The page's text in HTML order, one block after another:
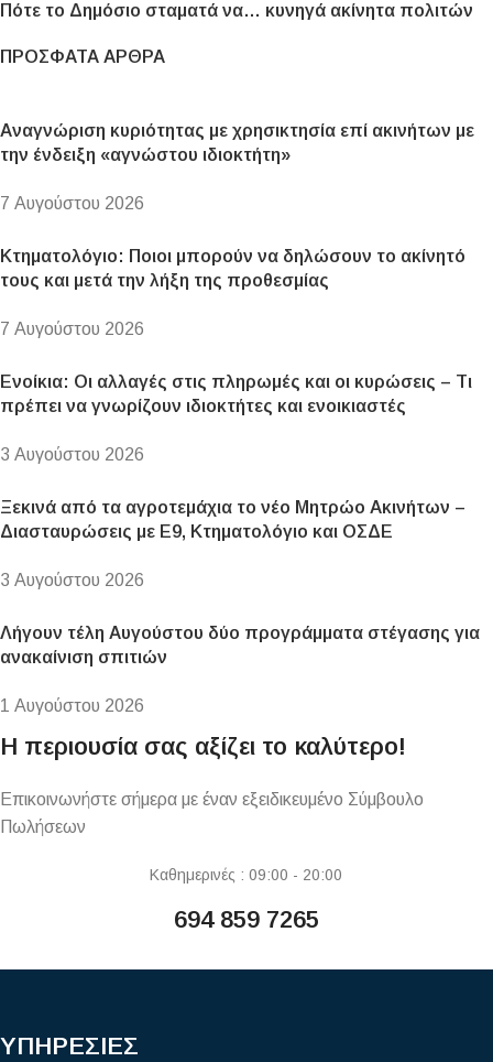
Πότε το Δημόσιο σταματά να… κυνηγά ακίνητα πολιτών
ΠΡΌΣΦΑΤΑ ΆΡΘΡΑ
Αναγνώριση κυριότητας με χρησικτησία επί ακινήτων με
την ένδειξη «αγνώστου ιδιοκτήτη»
7 Αυγούστου 2026
Κτηματολόγιο: Ποιοι μπορούν να δηλώσουν το ακίνητό
τους και μετά την λήξη της προθεσμίας
7 Αυγούστου 2026
Ενοίκια: Οι αλλαγές στις πληρωμές και οι κυρώσεις – Τι
πρέπει να γνωρίζουν ιδιοκτήτες και ενοικιαστές
3 Αυγούστου 2026
Ξεκινά από τα αγροτεμάχια το νέο Μητρώο Ακινήτων –
Διασταυρώσεις με Ε9, Κτηματολόγιο και ΟΣΔΕ
3 Αυγούστου 2026
Λήγουν τέλη Αυγούστου δύο προγράμματα στέγασης για
ανακαίνιση σπιτιών
1 Αυγούστου 2026
Η περιουσία σας αξίζει το καλύτερο!
Επικοινωνήστε σήμερα με έναν εξειδικευμένο Σύμβουλο
Πωλήσεων
Καθημερινές : 09:00 - 20:00
694 859 7265
ΥΠΗΡΕΣΙΕΣ